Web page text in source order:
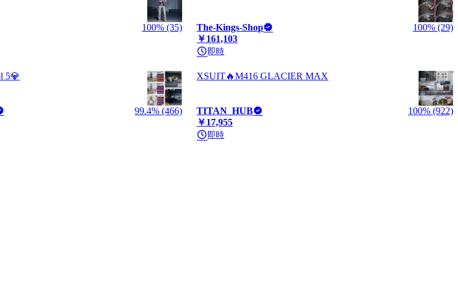
100% (35)
The-Kings-Shop
100% (29)
￥161,103
即時
5💎
99.4% (466)
XSUIT🔥M416 GLACIER MAX
TITAN_HUB
100% (922)
￥17,955
即時